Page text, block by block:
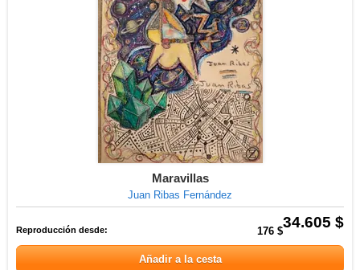
Maravillas
Juan Ribas Fernández
34.605 $
Reproducción desde: 176 $
Añadir a la cesta